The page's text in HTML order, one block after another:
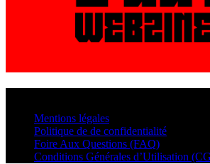
Mentions légales
Politique de de confidentialité
Foire Aux Questions (FAQ)
Conditions Générales d’Utilisation